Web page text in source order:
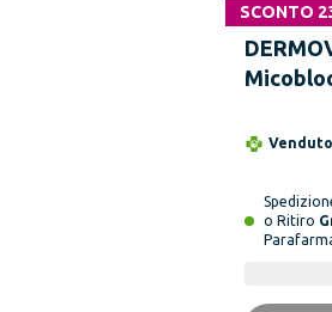
SCONTO
o Ritiro